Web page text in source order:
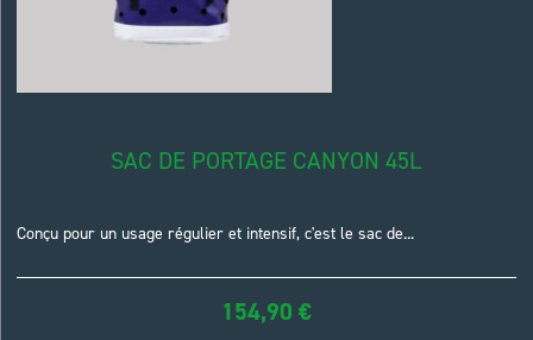
SAC DE PORTAGE CANYON 45L
Conçu pour un usage régulier et intensif, c'est le sac de...
154,90 €